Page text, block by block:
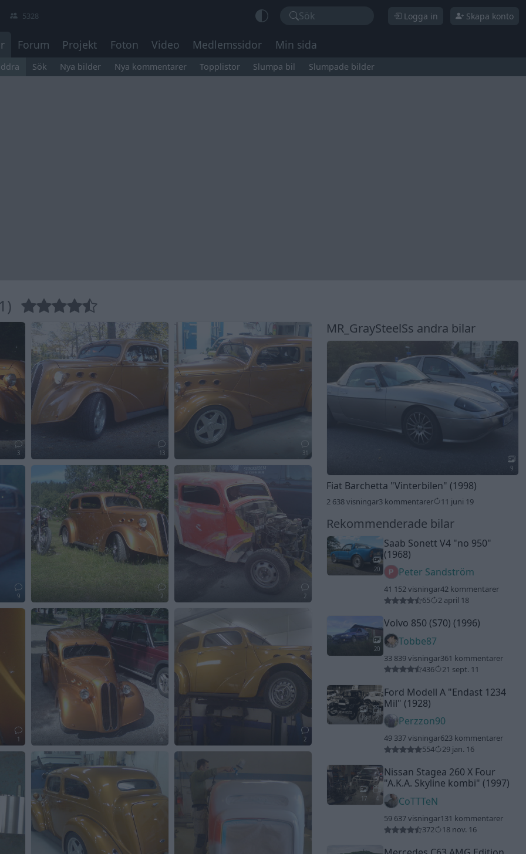
5328 Sök Logga in Skapa konto
Forum Projekt Foton Video Medlemssidor Min sida
Sök Nya bilder Nya kommentarer Topplistor Slumpa bil Slumpade bilder
3 13 31
9 2 2
1 6 2
MR_GraySteelSs andra bilar
9
Fiat Barchetta "Vinterbilen" (1998)
2 638 visningar3 kommentarer 11 juni 19
Rekommenderade bilar
20
Saab Sonett V4 "no 950"
(1968)
Peter Sandström
41 152 visningar42 kommentarer
65
2 april 18
20
Volvo 850 (S70) (1996)
Tobbe87
33 839 visningar361 kommentarer
436
21 sept. 11
18 2
Ford Modell A "Endast 1234
Mil" (1928)
Perzzon90
49 337 visningar623 kommentarer
554
29 jan. 16
17 4
Nissan Stagea 260 X Four
"A.K.A. Skyline kombi" (1997)
CoTTTeN
59 637 visningar131 kommentarer
372
18 nov. 16